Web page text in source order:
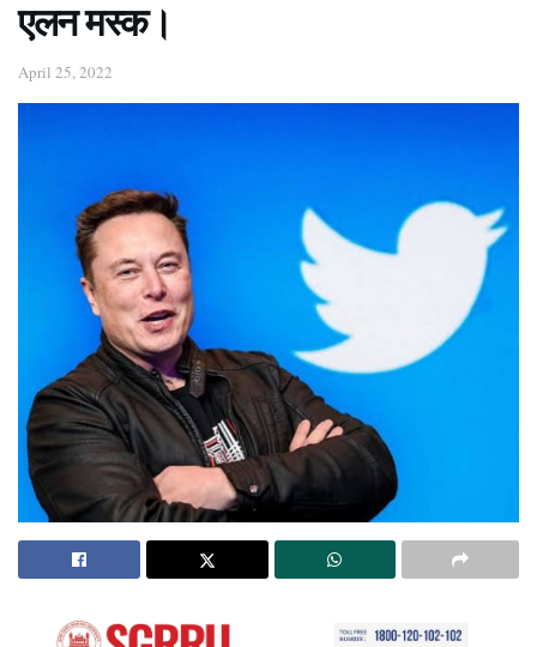
एलन मस्क।
April 25, 2022